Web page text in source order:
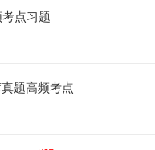
点习题
题高频考点